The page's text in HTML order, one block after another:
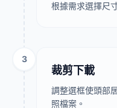
根據需求選擇尺
3
裁剪下載
調整選框使頭部
照檔案。